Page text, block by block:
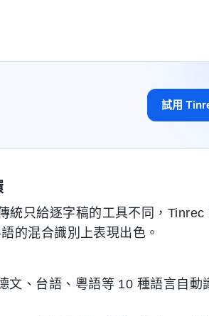
試用
統只給逐字稿的工具不同，Tinrec
的混合識別上表現出色。
文、台語、粵語等 10 種語言自動